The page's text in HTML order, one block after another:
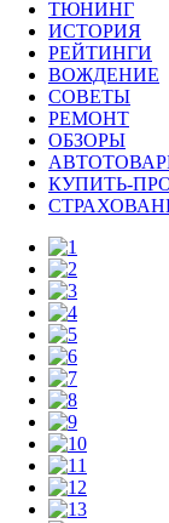
ТЮНИНГ
ИСТОРИЯ
РЕЙТИНГИ
ВОЖДЕНИЕ
СОВЕТЫ
РЕМОНТ
ОБЗОРЫ
КУПИТЬ-